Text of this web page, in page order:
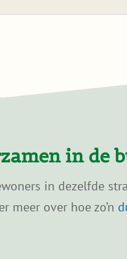
in de
in dezelfde
meer over hoe zo’n